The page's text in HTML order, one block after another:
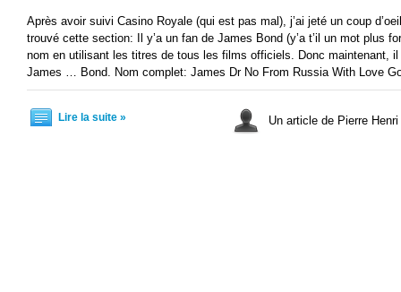
Après avoir suivi Casino Royale (qui est pas mal), j’ai jeté un coup
trouvé cette section: Il y’a un fan de James Bond (y’a t’il un mot plus
nom en utilisant les titres de tous les films officiels. Donc maintenant,
James … Bond. Nom complet: James Dr No From Russia With Love
Lire la suite » Un article de Pierre